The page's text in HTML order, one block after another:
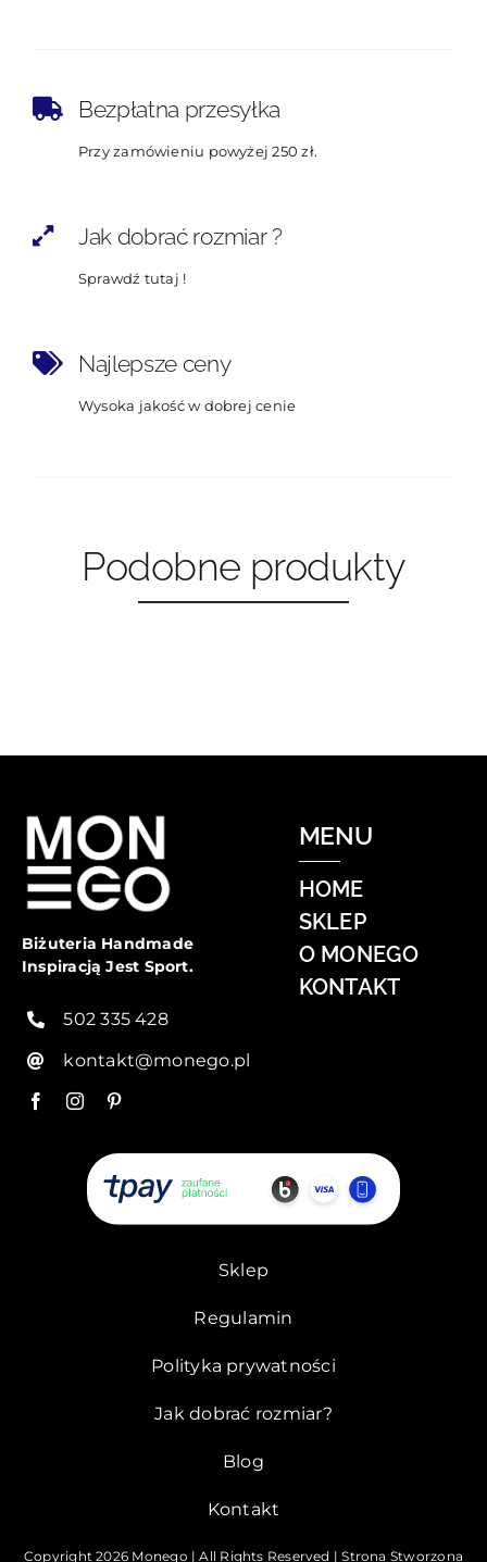
Bezpłatna przesyłka
Przy zamówieniu powyżej 250 zł.
Jak dobrać rozmiar ?
Sprawdź tutaj !
Najlepsze ceny
Wysoka jakość w dobrej cenie
Podobne produkty
Biżuteria Handmade
Inspiracją Jest Sport.
502 335 428
kontakt@monego.pl
MENU
HOME
SKLEP
O MONEGO
KONTAKT
Sklep
Regulamin
Polityka prywatności
Jak dobrać rozmiar?
Blog
Kontakt
Copyright2026 Monego | All Rights Reserved | Strona Stworzona